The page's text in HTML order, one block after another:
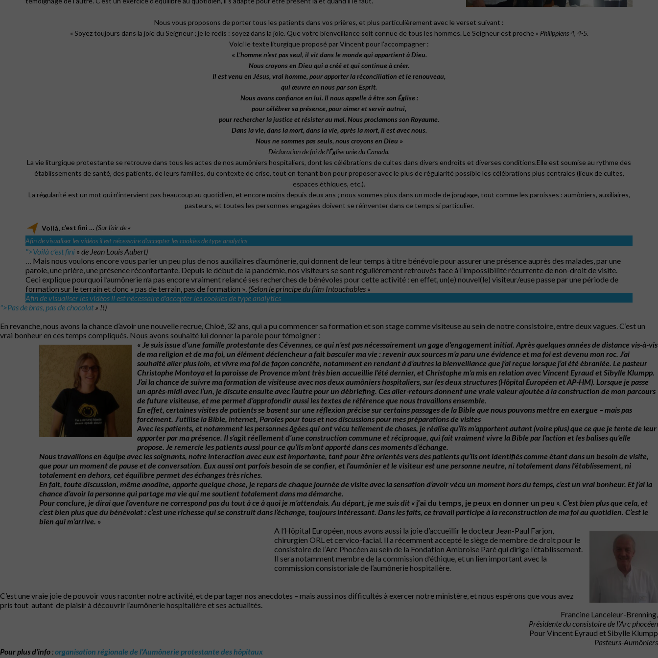
Nous vous proposons de porter tous les patients dans vos prières, et plus particulièrement avec le verset suivant :
« Soyez toujours dans la joie du Seigneur ; je le redis : soyez dans la joie. Que votre bienveillance soit connue de tous les hommes. Le Seigneur est proche » Philippiens 4, 4-5.
Voici le texte liturgique proposé par Vincent pour l’accompagner :
« L’homme n’est pas seul, il vit dans le monde qui appartient à Dieu.
Nous croyons en Dieu quiacrééetquicontinueàcréer.
Ilestvenu en Jésus, vraihomme, pourapporterlaréconciliation etlerenouveau,
quiœuvreen nous parson Esprit.
Nous avons confiance en lui. Il nous appelle à être son Église :
pourcélébrersaprésence, pouraimeretservirautrui,
pourrechercherlajusticeetrésister au mal. Nous proclamons son Royaume.
Dans lavie, dans la mort, dans la vie, après la mort, Il est avec nous.
Nous ne sommes pas seuls, nous croyons en Dieu »
Déclaration de foi de l’Église unie du Canada.
La vie liturgique protestante se retrouve dans tous les actes de nos aumôniers hospitaliers, dont les célébrations de cultes dans divers endroits et diverses conditions.Elle est soumise au rythme des
établissements de santé, des patients, de leurs familles, du contexte de crise, tout en tenant bon pour proposer avec le plus de régularité possible les célébrations plus centrales (lieux de cultes,
espaces éthiques, etc.).
La régularité est un mot qui n’intervient pas beaucoup au quotidien, et encore moins depuis deux ans ; nous sommes plus dans un mode de jonglage, tout comme les paroisses : aumôniers, auxiliaires,
pasteurs, et toutes les personnes engagées doivent se réinventer dans ce temps si particulier.
Voilà, c’est fini … (Sur l’air de «
Afin de visualiser les vidéos il est nécessaire d'accepter les cookies de type analytics
">Voilà c’est fini » de Jean Louis Aubert)
… Mais nous voulons encore vous parler un peu plus de nos auxiliaires d’aumônerie, qui donnent de leur temps à titre bénévole pour assurer une présence auprès des malades, par une
parole, une prière, une présence réconfortante. Depuis le début de la pandémie, nos visiteurs se sont régulièrement retrouvés face à l’impossibilité récurrente de non-droit de visite.
Ceci explique pourquoi l’aumônerie n’a pas encore vraiment relancé ses recherches de bénévoles pour cette activité : en effet, un(e) nouvel(le) visiteur/euse passe par une période de
formation sur le terrain et donc « pas de terrain, pas de formation ». (Selon le principe du film Intouchables «
Afin de visualiser les vidéos il est nécessaire d'accepter les cookies de type analytics
">Pas de bras, pas de chocolat» !!)
En revanche, nous avons la chance d’avoir une nouvelle recrue, Chloé, 32 ans, qui a pu commencer sa formation et son stage comme visiteuse au sein de notre consistoire, entre deux vagues. C’est un
vrai bonheur en ces temps compliqués. Nous avons souhaité lui donner la parole pour témoigner :
« Je suis issue d’une famille protestante desCévennes, ce quin’est pasnécessairementun gage d’engagement initial. Aprèsquelquesannéesde distance vis-à-vis
de mareligion etde mafoi, un élémentdéclencheurafait basculermavie :reveniraux sourcesm’a paru une évidence etmafoiestdevenu mon roc. J’ai
souhaité aller plus loin, etvivre mafoide façon concrète, notammenten rendantàd’autres la bienveillance que j’aireçue lorsque j’aiété ébranlée. Le pasteur
Christophe Montoyaet la paroisse de Provence m’ont très bien accueillie l’été dernier, etChristophe m’amisen relation avec Vincent Eyraudet Sibylle Klumpp.
J’ai lachance de suivre maformation de visiteuse avecnosdeuxaumôniers hospitaliers, sur lesdeux structures (Hôpital Européen etAP-HM). Lorsque je passe
un après-midiavec l’un, je discute ensuite avec l’autre pourun débriefing. Cesaller-retoursdonnentune vraie valeur ajoutée à laconstruction de mon parcours
de future visiteuse, etme permetd’approfondiraussi les textesde référence que nous travaillonsensemble.
En effet, certaines visites de patients se basent sur une réflexion précise sur certains passages de la Bible que nous pouvons mettre en exergue – mais pas
forcément. J’utilise la Bible, internet, Paroles pour tous et nos discussions pour mes préparations de visites
Avec les patients, etnotamment les personnesâgéesquiontvécu tellementde choses, je réalise qu’ilsm’apportentautant (voire plus)que ce que je tente de leur
apporter parma présence. Il s’agitréellementd’une construction commune etréciproque, quifaitvraimentvivre la Bible par l’action et les balisesqu’elle
propose. Je remercie les patientsaussi pource qu’ilsm’ontapporté danscesmomentsd’échange.
Nous travaillonsen équipe avec les soignants, notre interaction aveceuxest importante, tant pourêtre orientésversdes patientsqu’ilsont identifiéscomme étantdansun besoin de visite,
que pourun momentde pause etde conversation. Euxaussiont parfois besoin de se confier, et l’aumônieret le visiteurestune personne neutre, ni totalementdans l’établissement, ni
totalementen dehors, cetéquilibre permetdeséchanges trèsriches.
En fait, toute discussion, même anodine, apporte quelque chose, je reparsde chaque journée de visite avec la sensation d’avoirvécu un moment horsdu temps, c’estun vrai bonheur. Et j’ai la
chance d’avoir la personne qui partage mavie quime soutient totalement dansmadémarche.
Pourconclure, je dirai que l’aventure ne correspond pasdu toutàce àquoi je m’attendais. Au départ, je me suisdit « j’ai du temps, je peux en donner un peu ». C’est bien plusque cela, et
c’est bien plusque du bénévolat :c’estune richesse qui se construitdans l’échange, toujours intéressant. Dans lesfaits, ce travail participe à lareconstruction de mafoi au quotidien. C’est le
bien quim’arrive. »
A l’Hôpital Européen, nous avons aussi la joie d’accueillir le docteur Jean-Paul Farjon,
chirurgien ORL et cervico-facial. Il a récemment accepté le siège de membre de droit pour le
consistoire de l’Arc Phocéen au sein de la Fondation Ambroise Paré qui dirige l’établissement.
Il sera notamment membre de la commission d’éthique, et un lien important avec la
commission consistoriale de l’aumônerie hospitalière.
C’est une vraie joie de pouvoir vous raconter notre activité, et de partager nos anecdotes – mais aussi nos difficultés à exercer notre ministère, et nous espérons que vous avez
pris tout autant de plaisir à découvrir l’aumônerie hospitalière et ses actualités.
Francine Lanceleur-Brenning,
Présidente du consistoire de l’Arc phocéen
Pour Vincent Eyraud et Sibylle Klumpp
Pasteurs-Aumôniers
Pour plus d’info :organisation régionale de l’Aumônerie protestante des hôpitaux